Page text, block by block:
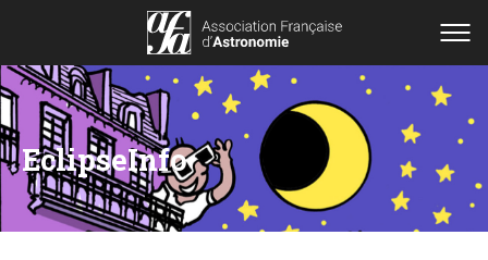
EclipseInfo